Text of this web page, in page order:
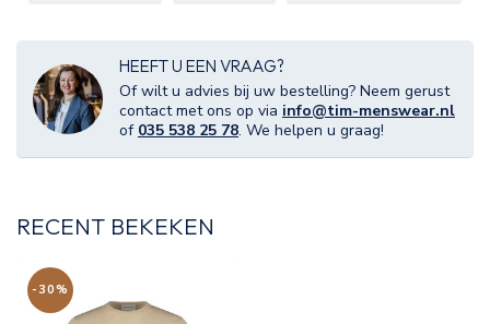
HEEFT U EEN VRAAG?
Of wilt u advies bij uw bestelling? Neem gerust
contact met ons op via info@tim-menswear.nl
of 035 538 25 78. We helpen u graag!
RECENT BEKEKEN
-30%